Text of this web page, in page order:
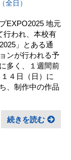
全日）
EXPO2025 地元
行われ、本校有
」とある通
ンが行われる予
多く、１週間前
４日（日）に
、制作中の作品
続きを読む